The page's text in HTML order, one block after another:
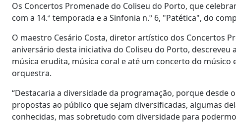
Os Concertos Promenade do Coliseu do Porto, que
com a 14.ª temporada e a Sinfonia n.º 6, "Patética", do
O maestro Cesário Costa, diretor artístico dos Concertos
aniversário desta iniciativa do Coliseu do Porto,
música erudita, música coral e até um concerto do
orquestra.
“Destacaria a diversidade da programação, porque desde
propostas ao público que sejam diversificadas, algumas
conhecidas, mas sobretudo com diversidade para